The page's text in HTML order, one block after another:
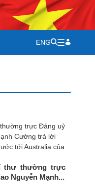
ENG
thư thường trực
Nguyễn Mạnh...